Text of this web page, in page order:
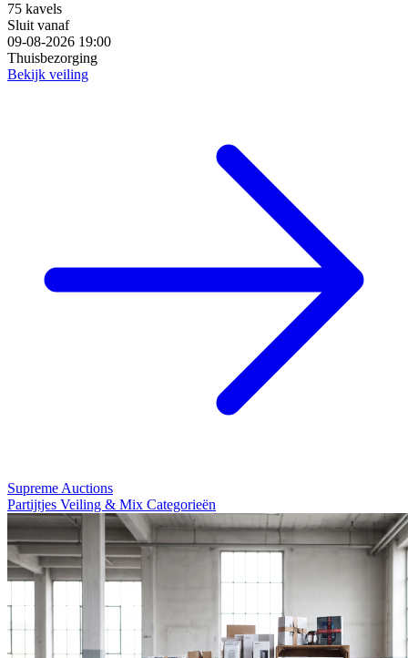
75 kavels
Sluit vanaf
09-08-2026 19:00
Thuisbezorging
Bekijk veiling
Supreme Auctions
Partijtjes Veiling & Mix Categorieën